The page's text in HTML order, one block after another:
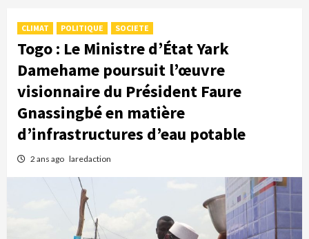
CLIMAT POLITIQUE SOCIETE
Togo : Le Ministre d’État Yark
Damehame poursuit l’œuvre
visionnaire du Président Faure
Gnassingbé en matière
d’infrastructures d’eau potable
2 ans ago laredaction